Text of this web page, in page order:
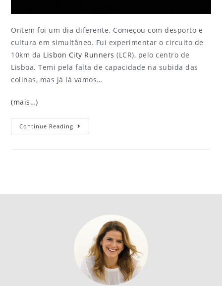
Ontem foi um dia diferente. Começou com desporto e
cultura em simultâneo. Fui experimentar o circuito de
10km da Lisbon City Runners (LCR), pelo centro de
Lisboa. Temi pela falta de capacidade na subida das
colinas, mas já lá vamos…
(mais…)
Continue Reading